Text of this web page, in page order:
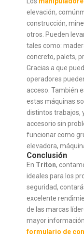
elevación,
construcción,
otros. Pueden
tales como:
concreto, palets,
Gracias a que
operadores
acceso. También
estas máquinas
distintos trabajos,
accesorio sin
funcionar como
elevadora,
Conclusión
En Triton,
ideales para los
seguridad,
excelente
de las marcas
mayor
formulario de